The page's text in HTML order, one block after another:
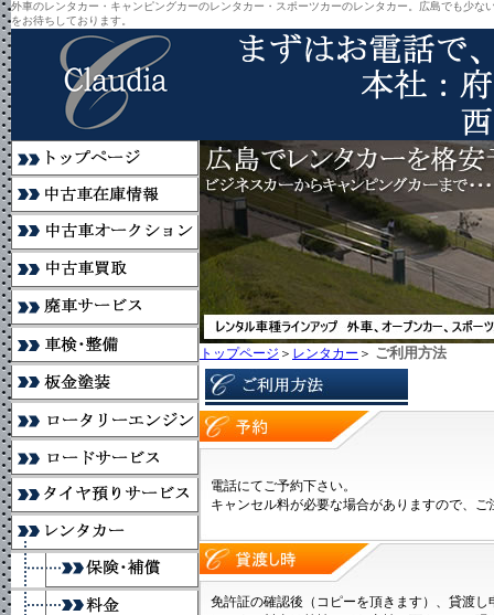
外車のレンタカー・キャンピングカーのレンタカー・スポーツカーのレンタカー。広島でも少
をお待ちしております。
トップページ ＞ レンタカー ＞ ご利用方法
電話にてご予約下さい。
キャンセル料が必要な場合がありますので、ご
免許証の確認後（コピーを頂きます）、貸渡